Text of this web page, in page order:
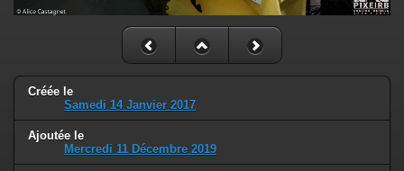
Créée le
Samedi 14 Janvier 2017
Ajoutée le
Mercredi 11 Décembre 2019